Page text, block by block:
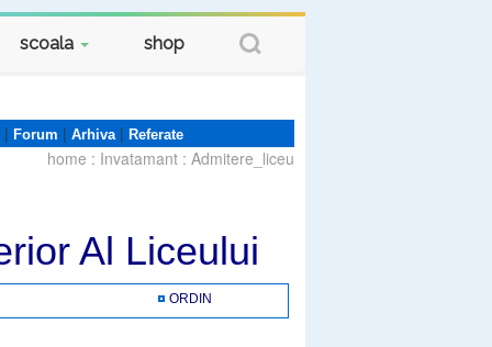
scoala shop
| Forum | Arhiva| Referate
home : Invatamant : Admitere_liceu
Al Liceului
ORDIN